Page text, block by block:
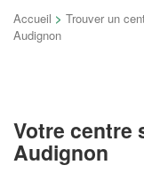
Accueil > Trouver un
Audignon
Votre centre
Audignon